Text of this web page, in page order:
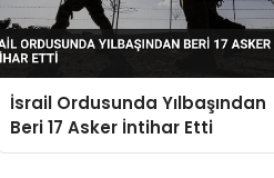
İsrail Ordusunda Yılbaşından
Beri 17 Asker İntihar Etti